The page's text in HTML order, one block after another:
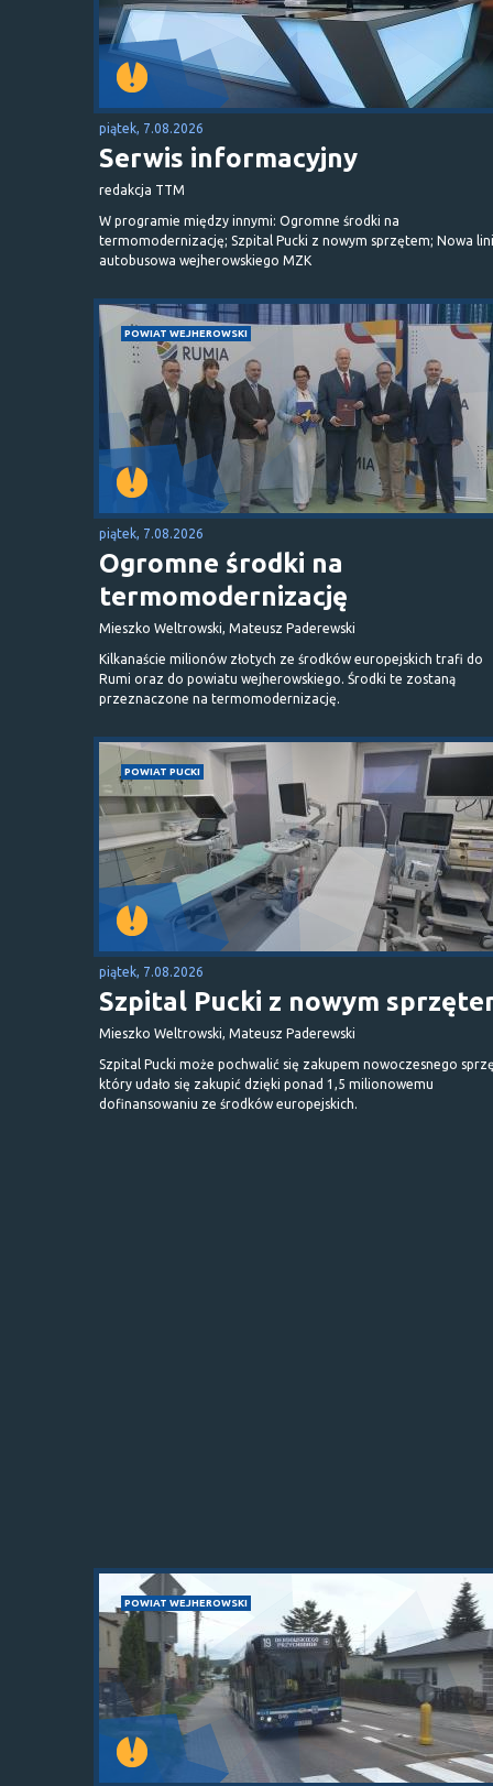
piątek, 7.08.2026
Serwis informacyjny
redakcja TTM
W programie między innymi: Ogromne środki na
termomodernizację; Szpital Pucki z nowym sprzętem; Nowa
autobusowa wejherowskiego MZK
POWIAT WEJHEROWSKI
piątek, 7.08.2026
Ogromne środki na
termomodernizację
Mieszko Weltrowski, Mateusz Paderewski
Kilkanaście milionów złotych ze środków europejskich trafi do
Rumi oraz do powiatu wejherowskiego. Środki te zostaną
przeznaczone na termomodernizację.
POWIAT PUCKI
piątek, 7.08.2026
Szpital Pucki z nowym
Mieszko Weltrowski, Mateusz Paderewski
Szpital Pucki może pochwalić się zakupem nowoczesnego
który udało się zakupić dzięki ponad 1,5 milionowemu
dofinansowaniu ze środków europejskich.
POWIAT WEJHEROWSKI